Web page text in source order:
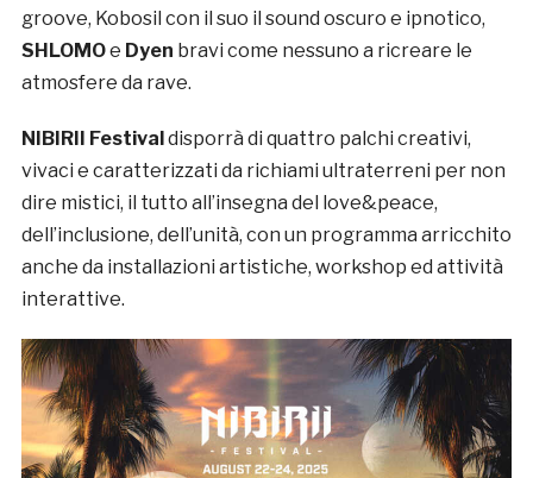
groove, Kobosil con il suo il sound oscuro e ipnotico,
SHLOMOe Dyen bravi come nessuno a ricreare le
atmosfere da rave.
NIBIRII Festival disporrà di quattro palchi creativi,
vivaci e caratterizzati da richiami ultraterreni per non
dire mistici, il tutto all’insegna del love&peace,
dell’inclusione, dell’unità, con un programma arricchito
anche da installazioni artistiche, workshop ed attività
interattive.